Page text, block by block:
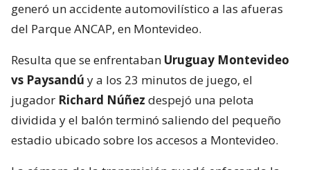
generó un accidente automovilístico a las afueras
del Parque ANCAP, en Montevideo.
Resulta que se enfrentaban Uruguay Montevideo
vs Paysandú y a los 23 minutos de juego, el
jugador Richard Núñez despejó una pelota
dividida y el balón terminó saliendo del pequeño
estadio ubicado sobre los accesos a Montevideo.